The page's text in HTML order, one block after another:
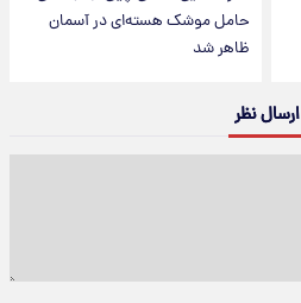
حامل موشک هسته‌ای در آسمان
ظاهر شد
ارسال نظر